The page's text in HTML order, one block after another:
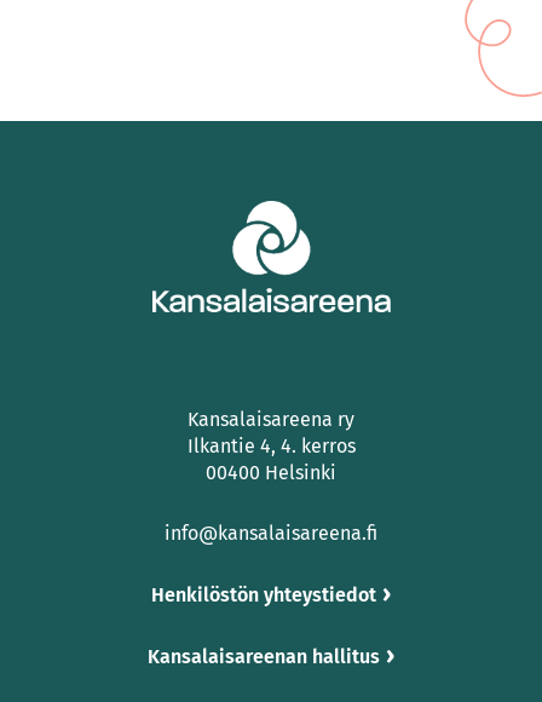
Kansalaisareena ry
Ilkantie 4, 4. kerros
00400 Helsinki
info@kansalaisareena.fi
Henkilöstön yhteystiedot
Kansalaisareenan hallitus